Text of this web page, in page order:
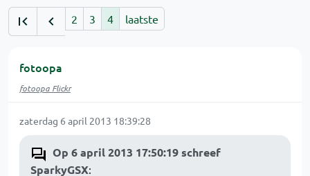
2 3 4 laatste
fotoopa
fotoopa Flickr
zaterdag 6 april 2013 18:39:28
Op 6 april 2013 17:50:19 schreef
SparkyGSX: